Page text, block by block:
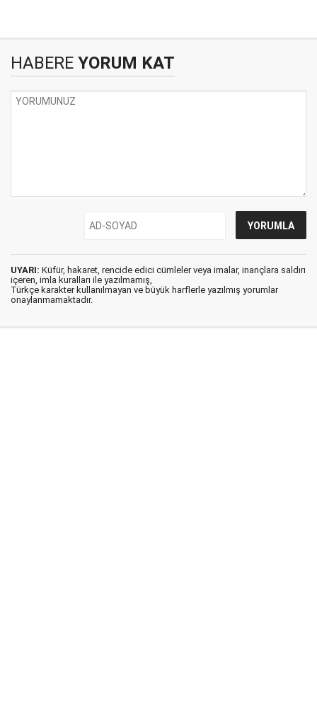
HABERE YORUM KAT
UYARI: Küfür, hakaret, rencide edici cümleler veya imalar, inançlara saldırı
içeren, imla kuralları ile yazılmamış,
Türkçe karakter kullanılmayan ve büyük harflerle yazılmış yorumlar
onaylanmamaktadır.